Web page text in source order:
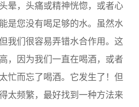
晕，头痛或精神恍惚，或者心
是您没有喝足够的水。虽然水
我们很容易弄错水合作用。这
，因为我们一直在喝酒，或者
忙而忘了喝酒。它发生了！但
太频繁，最好找到一种方法来